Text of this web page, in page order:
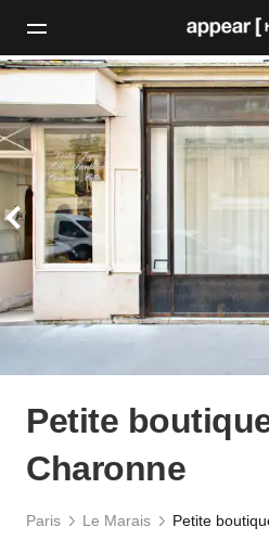
Petite
Charonne
Paris Le Marais Petite